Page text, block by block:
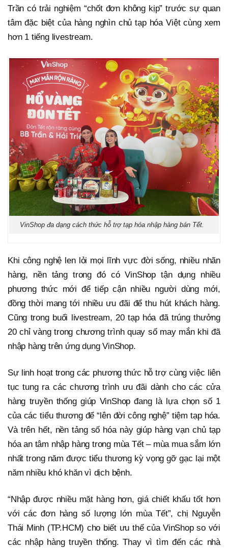
Trần có trải nghiệm “chốt đơn không kịp” trước sự quan
tâm đặc biệt của hàng nghìn chủ tạp hóa Việt cùng xem
hơn 1 tiếng livestream.
VinShop đa dạng cách thức hỗ trợ tạp hóa nhập hàng bán Tết.
Khi công nghệ len lỏi mọi lĩnh vực đời sống, nhiều nhãn
hàng, nền tảng trong đó có VinShop tận dụng nhiều
phương thức mới để tiếp cận nhiều người dùng mới,
đồng thời mang tới nhiều ưu đãi để thu hút khách hàng.
Cũng trong buổi livestream, 20 tạp hóa đã trúng thưởng
20 chỉ vàng trong chương trình quay số may mắn khi đã
nhập hàng trên ứng dụng VinShop.
Sự linh hoạt trong các phương thức hỗ trợ cùng việc liên
tục tung ra các chương trình ưu đãi dành cho các cửa
hàng truyền thống giúp VinShop đang là lựa chọn số 1
của các tiểu thương để “lên đời công nghệ” tiệm tạp hóa.
Và trên hết, nền tảng số hóa này giúp hàng vạn chủ tạp
hóa an tâm nhập hàng trong mùa Tết – mùa mua sắm lớn
nhất trong năm được tiểu thương kỳ vọng gỡ gạc lại một
năm nhiều khó khăn vì dịch bệnh.
“Nhập được nhiều mặt hàng hơn, giá chiết khấu tốt hơn
với các đơn hàng số lượng lớn mùa Tết”, chị Nguyễn
Thái Minh (TP.HCM) cho biết ưu thế của VinShop so với
các nhập hàng truyền thống. Thay vì tìm đến các nhà